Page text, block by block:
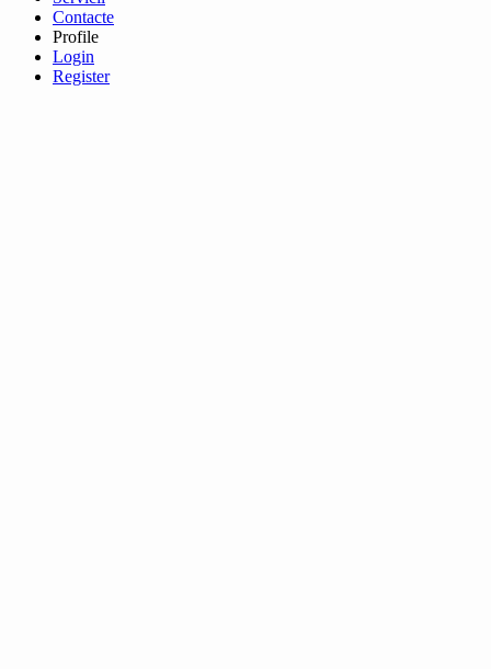
Contacte
Profile
Login
Register